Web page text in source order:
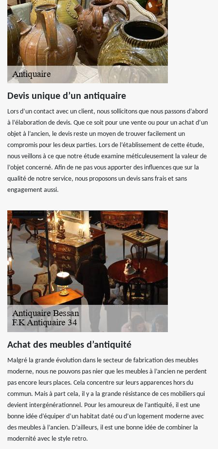
Devis unique d’un antiquaire
Lors d’un contact avec un client, nous sollicitons que nous passons d’abord
à l’élaboration de devis. Que ce soit pour une vente ou pour un achat d’un
objet à l’ancien, le devis reste un moyen de trouver facilement un
compromis pour les deux parties. Lors de l’établissement de cette étude,
nous veillons à ce que notre étude examine méticuleusement la valeur de
l’objet concerné. Afin de ne pas vous apporter des influences que sur la
qualité de notre service, nous proposons un devis sans frais et sans
engagement aussi.
Achat des meubles d’antiquité
Malgré la grande évolution dans le secteur de fabrication des meubles
moderne, nous ne pouvons pas nier que les meubles à l’ancien ne perdent
pas encore leurs places. Cela concentre sur leurs apparences hors du
commun. Mais à part cela, il y a la grande résistance de ces mobiliers qui
devient intergénérationnel. Pour les amoureux de l’antiquité, il est une
bonne idée d’équiper d’un habitat daté ou d’un logement moderne avec
des meubles à l’ancien. D’ailleurs, il est une bonne idée de combiner la
modernité avec le style retro.